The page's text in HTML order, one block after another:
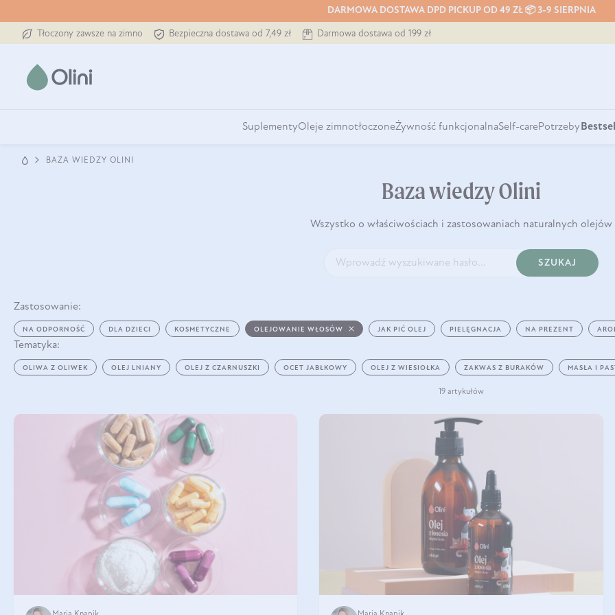
DARMOWA DOSTAWA DPD PICKUP OD 49 ZŁ 📦 3-9 SIERPNIA
Tłoczony zawsze na zimno Bezpieczna dostawa od 7,49 zł Darmowa dostawa od 199 zł
SuplementyOleje zimnotłoczoneŻywność funkcjonalnaSelf-carePotrzeby
BAZA WIEDZY OLINI
Baza wiedzy Olini
Wszystko o właściwościach i zastosowaniach naturalnych olejów
SZUKAJ
Zastosowanie:
NA ODPORNOŚĆ DLA DZIECI KOSMETYCZNE OLEJOWANIE WŁOSÓW JAK PIĆ OLEJ PIELĘGNACJA NA PREZENT
Tematyka:
OLIWA Z OLIWEK OLEJ LNIANY OLEJ Z CZARNUSZKI OCET JABŁKOWY OLEJ Z WIESIOŁKA ZAKWAS Z BURAKÓW MASŁA I
19 artykułów